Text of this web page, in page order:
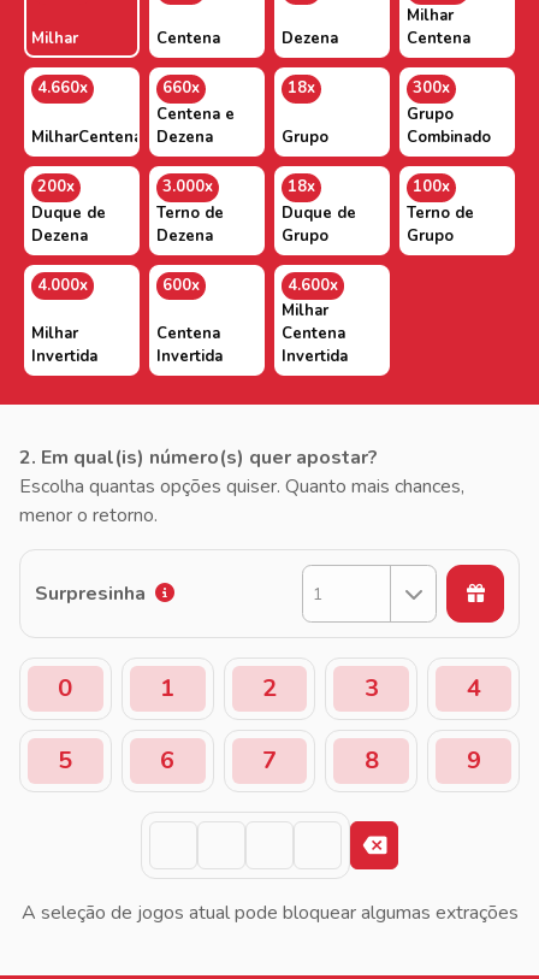
Milhar Centena Dezena
Milhar
Centena
4.660x
MilharCentenaDezena
660x
Centena e
Dezena
18x
Grupo
300x
Grupo
Combinado
200x
Duque de
Dezena
3.000x
Terno de
Dezena
18x
Duque de
Grupo
100x
Terno de
Grupo
4.000x
Milhar
Invertida
600x
Centena
Invertida
4.600x
Milhar
Centena
Invertida
2. Em qual(is) número(s) quer apostar?
Escolha quantas opções quiser. Quanto mais chances,
menor o retorno.
Surpresinha 1
0 1 2 3 4
5 6 7 8 9
A seleção de jogos atual pode bloquear algumas extrações